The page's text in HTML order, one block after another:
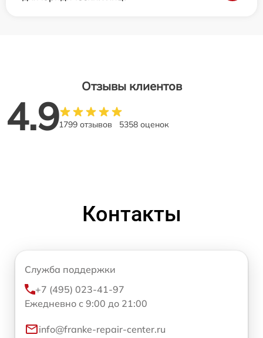
Отзывы клиентов
4.91799 отзывов 5358 оценок
Контакты
Служба поддержки
+7 (495) 023-41-97
Ежедневно с 9:00 до 21:00
info@franke-repair-center.ru